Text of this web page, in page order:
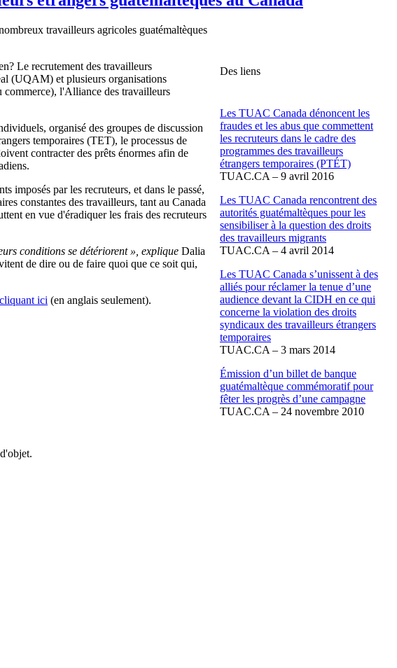
Des liens
Les TUAC Canada dénoncent les
fraudes et les abus que commettent
les recruteurs dans le cadre des
programmes des travailleurs
étrangers temporaires (PTÉT)
TUAC.CA – 9 avril 2016
Les TUAC Canada rencontrent des
autorités guatémaltèques pour les
sensibiliser à la question des droits
des travailleurs migrants
TUAC.CA – 4 avril 2014
Les TUAC Canada s’unissent à des
alliés pour réclamer la tenue d’une
audience devant la CIDH en ce qui
concerne la violation des droits
syndicaux des travailleurs étrangers
temporaires
TUAC.CA – 3 mars 2014
Émission d’un billet de banque
guatémaltèque commémoratif pour
fêter les progrès d’une campagne
TUAC.CA – 24 novembre 2010
travailleurs agricoles guatémaltèques
Le recrutement des travailleurs
(UQAM) et plusieurs organisations
commerce), l'Alliance des travailleurs
organisé des groupes de discussion
temporaires (TET), le processus de
contracter des prêts énormes afin de
imposés par les recruteurs, et dans le passé,
constantes des travailleurs, tant au Canada
en vue d'éradiquer les frais des recruteurs
conditions se détériorent », explique Dalia
de dire ou de faire quoi que ce soit qui,
cliquant ici (en anglais seulement).